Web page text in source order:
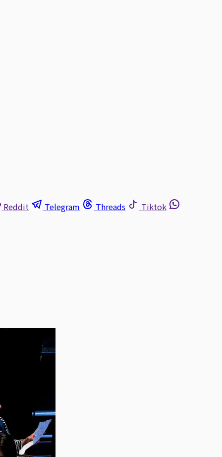
Reddit Telegram Threads Tiktok